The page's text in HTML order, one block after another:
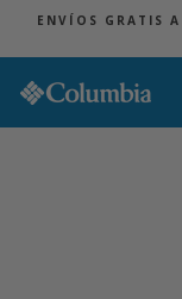
al
contenido
ENVÍOS GRATIS